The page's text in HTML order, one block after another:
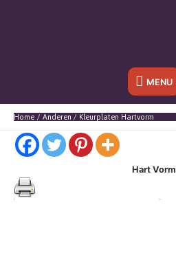
Onder
header
MENU
Home Anderen Kleurplaten Hartvorm
Hart Vorm